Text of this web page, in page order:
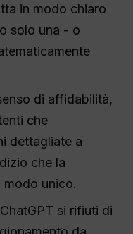
in modo chiaro
solo una - o
di affidabilità,
che
dettagliate a
che la
modo unico.
si rifiuti di